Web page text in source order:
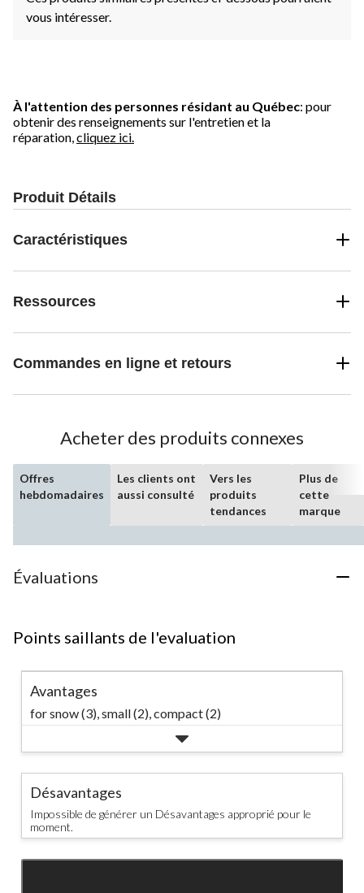
vous intéresser.
À l'attention des personnes résidant au Québec: pour
obtenir des renseignements sur l'entretien et la
réparation, cliquez ici.
Produit Détails
Caractéristiques
Ressources
Commandes en ligne et retours
Acheter des produits connexes
Offres
hebdomadaires
Les clients ont
aussi consulté
Vers les
produits
tendances
Plus de
cette
marque
Évaluations
Points saillants de l'evaluation
Avantages
for snow (3), small (2), compact (2)
Désavantages
Impossible de générer un Désavantages approprié pour le
moment.